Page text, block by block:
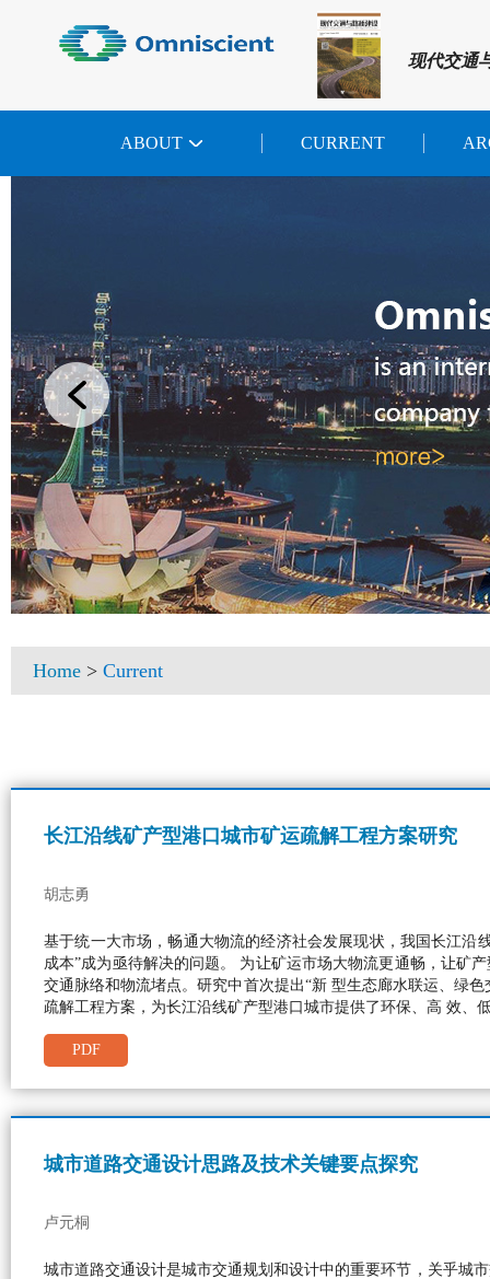
现代交通
ABOUT CURRENT
Home > Current
长江沿线矿产型港口城市矿运疏解工程方案研究
胡志勇
基于统一大市场，畅通大物流的经济社会发展现状，我国长江沿
成本”成为亟待解决的问题。 为让矿运市场大物流更通畅，让矿
交通脉络和物流堵点。研究中首次提出“新 型生态廊水联运、绿
疏解工程方案，为长江沿线矿产型港口城市提供了环保、高 效
PDF
城市道路交通设计思路及技术关键要点探究
卢元桐
城市道路交通设计是城市交通规划和设计中的重要环节，关乎城